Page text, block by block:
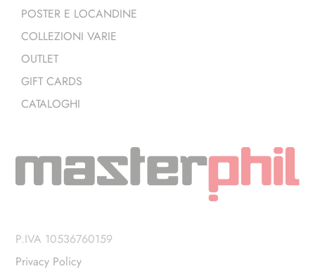
POSTER E LOCANDINE
COLLEZIONI VARIE
OUTLET
GIFT CARDS
CATALOGHI
P.IVA 10536760159
Privacy Policy